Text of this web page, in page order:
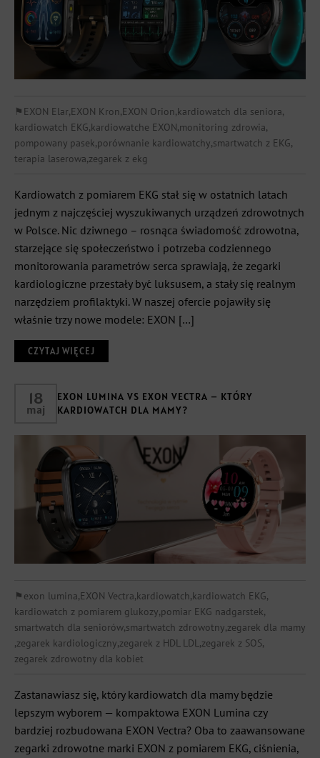
⚑ EXON Elar,EXON Kron,EXON Orion,kardiowatch dla seniora,
kardiowatch EKG,kardiowatche EXON,monitoring zdrowia,
pompowany pasek,porównanie kardiowatchy,smartwatch z EKG,
terapia laserowa,zegarek z ekg
Kardiowatch z pomiarem EKG stał się w ostatnich latach
jednym z najczęściej wyszukiwanych urządzeń zdrowotnych
w Polsce. Nic dziwnego – rosnąca świadomość zdrowotna,
starzejące się społeczeństwo i potrzeba codziennego
monitorowania parametrów serca sprawiają, że zegarki
kardiologiczne przestały być luksusem, a stały się realnym
narzędziem profilaktyki. W naszej ofercie pojawiły się
właśnie trzy nowe modele: EXON […]
CZYTAJ WIĘCEJ
18
maj
EXON LUMINA VS EXON VECTRA – KTÓRY
KARDIOWATCH DLA MAMY?
⚑ exon lumina,EXON Vectra,kardiowatch,kardiowatch EKG,
kardiowatch z pomiarem glukozy,pomiar EKG nadgarstek,
smartwatch dla seniorów,smartwatch zdrowotny,zegarek dla mamy
,zegarek kardiologiczny,zegarek z HDL LDL,zegarek z SOS,
zegarek zdrowotny dla kobiet
Zastanawiasz się, który kardiowatch dla mamy będzie
lepszym wyborem — kompaktowa EXON Lumina czy
bardziej rozbudowana EXON Vectra? Oba to zaawansowane
zegarki zdrowotne marki EXON z pomiarem EKG, ciśnienia,